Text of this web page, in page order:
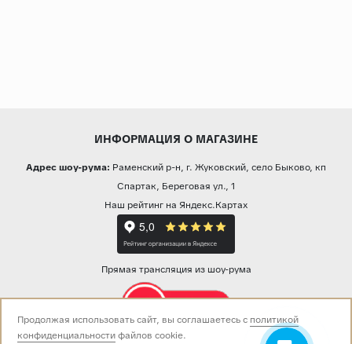
ИНФОРМАЦИЯ О МАГАЗИНЕ
Адрес шоу-рума: Раменский р-н, г. Жуковский, село Быково, кп
Спартак, Береговая ул., 1
Наш рейтинг на Яндекс.Картах
Прямая трансляция из шоу-рума
Звоните нам:
Продолжая использовать сайт, вы соглашаетесь с политикой
конфиденциальностифайлов cookie.